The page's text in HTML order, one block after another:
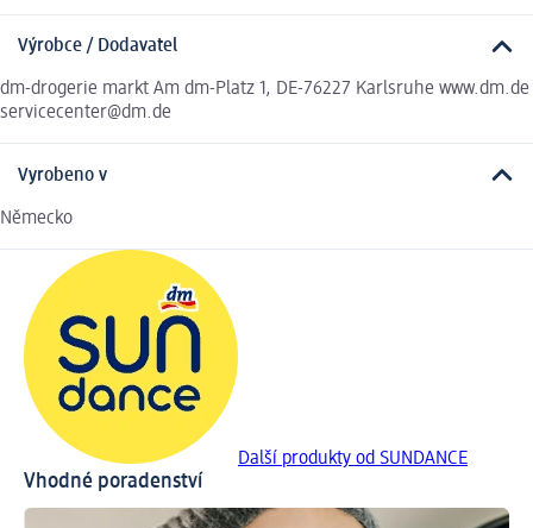
Výrobce / Dodavatel
dm-drogerie markt Am dm-Platz 1, DE-76227 Karlsruhe www.dm.de
servicecenter@dm.de
Vyrobeno v
Německo
Další produkty od SUNDANCE
Vhodné poradenství